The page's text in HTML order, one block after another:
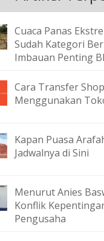
Cuaca Panas
Sudah Kategori
Imbauan Penting
Cara Transfer
Menggunakan
Kapan Puasa
Jadwalnya di Sini
Menurut Anies
Konflik
Pengusaha